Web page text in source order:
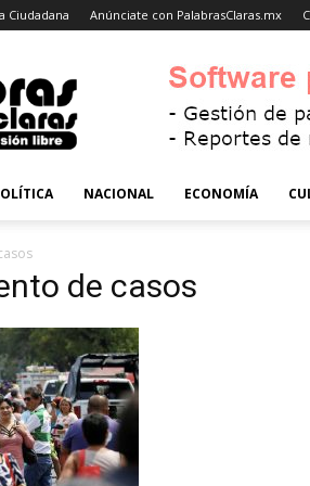
Ciudadana Anúnciate con PalabrasClaras.mx
NACIONAL ECONOMÍA
de casos